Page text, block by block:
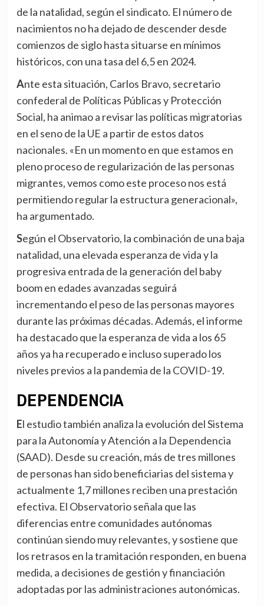
de la natalidad, según el sindicato. El número de
nacimientos no ha dejado de descender desde
comienzos de siglo hasta situarse en mínimos
históricos, con una tasa del 6,5 en 2024.
Ante esta situación, Carlos Bravo, secretario
confederal de Políticas Públicas y Protección
Social, ha animao a revisar las políticas migratorias
en el seno de la UE a partir de estos datos
nacionales. «En un momento en que estamos en
pleno proceso de regularización de las personas
migrantes, vemos como este proceso nos está
permitiendo regular la estructura generacional»,
ha argumentado.
Según el Observatorio, la combinación de una baja
natalidad, una elevada esperanza de vida y la
progresiva entrada de la generación del baby
boom en edades avanzadas seguirá
incrementando el peso de las personas mayores
durante las próximas décadas. Además, el informe
ha destacado que la esperanza de vida a los 65
años ya ha recuperado e incluso superado los
niveles previos a la pandemia de la COVID-19.
DEPENDENCIA
El estudio también analiza la evolución del Sistema
para la Autonomía y Atención a la Dependencia
(SAAD). Desde su creación, más de tres millones
de personas han sido beneficiarias del sistema y
actualmente 1,7 millones reciben una prestación
efectiva. El Observatorio señala que las
diferencias entre comunidades autónomas
continúan siendo muy relevantes, y sostiene que
los retrasos en la tramitación responden, en buena
medida, a decisiones de gestión y financiación
adoptadas por las administraciones autonómicas.